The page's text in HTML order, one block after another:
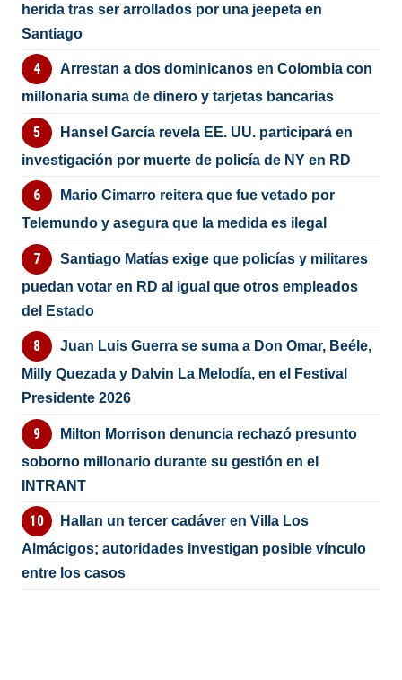
herida tras ser arrollados por una jeepeta en
Santiago
Arrestan a dos dominicanos en Colombia con
millonaria suma de dinero y tarjetas bancarias
Hansel García revela EE. UU. participará en
investigación por muerte de policía de NY en RD
Mario Cimarro reitera que fue vetado por
Telemundo y asegura que la medida es ilegal
Santiago Matías exige que policías y militares
puedan votar en RD al igual que otros empleados
del Estado
Juan Luis Guerra se suma a Don Omar, Beéle,
Milly Quezada y Dalvin La Melodía, en el Festival
Presidente 2026
Milton Morrison denuncia rechazó presunto
soborno millonario durante su gestión en el
INTRANT
Hallan un tercer cadáver en Villa Los
Almácigos; autoridades investigan posible vínculo
entre los casos